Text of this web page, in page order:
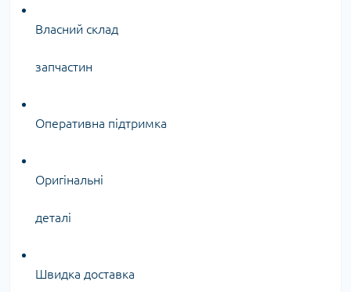
Власний склад
запчастин
Оперативна підтримка
Оригінальні
деталі
Швидка доставка